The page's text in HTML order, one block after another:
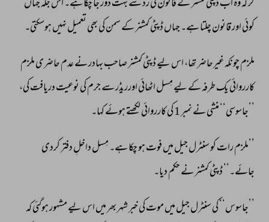
کر کہ وہ اب ڈپٹی کمشنر کے قانون کی زد سے بہت دور جا چکا ہے۔ اس جگہ جہاں
کوئی اور قانون چلتا ہے۔ جہاں ڈپٹی کمشنر کے سمن کی بھی تعمیل نہیں ہوسکتی۔
ملزم چونکہ غیرحاضر تھا، اس لیے ڈپٹی کمشنر صاحب بہادر نے عدم حاضری ملزم
کارروائی یک طرفہ کے لیے مِسل اٹھائی اورریڈر سے جرم کی نوعیت دریافت کی،
’’جاسوسی‘‘ منشی نے نمبر 1 کی کارروائی لکھتے ہوئے کہا۔
’’ملزم رات کو سنٹرل جیل میں فوت ہو چکا ہے۔ مِسل داخلِ دفتر کردی
جائے۔‘‘ ڈپٹی کمشنر نے حکم دیا۔
’’جاسوس‘‘ کی سنٹرل جیل میں موت کی خبر شہر بھر میں اس لیے مشہور ہوگئی کہ